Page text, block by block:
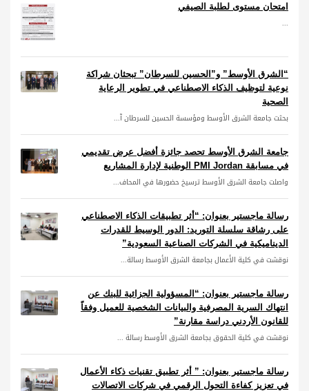
امتحان مستوى لطلبة الصيفي
...
“الشرق الأوسط” و”الحسين للسرطان” تبحثان شراكة
نوعية لتوظيف الذكاء الاصطناعي في تطوير الرعاية
الصحية
بحثت جامعة الشرق الأوسط ومؤسسة الحسين للسرطان آ...
جامعة الشرق الأوسط تحصد جائزة أفضل عرض تقديمي
في مسابقة PMI Jordan الوطنية لإدارة المشاريع
واصلت جامعة الشرق الأوسط ترسيخ حضورها في المحاف...
رسالة ماجستير بعنوان: “أثر تطبيقات الذكاء الاصطناعي
على رشاقة سلسلة التوريد: الدور الوسيط للقدرات
الديناميكية في الشركات الصناعية السعودية”
نوقشت في كلية الأعمال بجامعة الشرق الأوسط رسالة...
رسالة ماجستير بعنوان: “المسؤولية الجزائية للبنك عن
انتهاك السرية المصرفية والبيانات الشخصية للعميل وفقاً
للقانون الأردني دراسة مقارنة”
نوقشت في كلية الحقوق بجامعة الشرق الأوسط رسالة ...
رسالة ماجستير بعنوان: ” أثر تطبيق تقنيات ذكاء الأعمال
في تعزيز كفاءة التحول الرقمي في شركات الاتصالات